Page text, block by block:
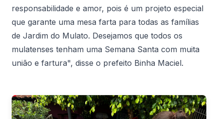
responsabilidade e amor, pois é um projeto especial
que garante uma mesa farta para todas as famílias
de Jardim do Mulato. Desejamos que todos os
mulatenses tenham uma Semana Santa com muita
união e fartura", disse o prefeito Binha Maciel.